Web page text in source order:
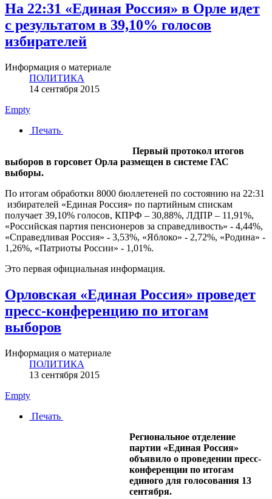
На 22:31 «Единая Россия» в Орле идет
с результатом в 39,10% голосов
избирателей
Информация о материале
ПОЛИТИКА
14 сентября 2015
Empty
Печать
Первый протокол итогов
выборов в горсовет Орла размещен в системе ГАС
выборы.
По итогам обработки 8000 бюллетеней по состоянию на 22:31
избирателей «Единая Россия» по партийным спискам
получает 39,10% голосов, КПРФ – 30,88%, ЛДПР – 11,91%,
«Российская партия пенсионеров за справедливость» - 4,44%,
«Справедливая Россия» - 3,53%, «Яблоко» - 2,72%, «Родина» -
1,26%, «Патриоты России» - 1,01%.
Это первая официальная информация.
Орловская «Единая Россия» проведет
пресс-конференцию по итогам
выборов
Информация о материале
ПОЛИТИКА
13 сентября 2015
Empty
Печать
Региональное отделение
партии «Единая Россия»
объявило о проведении пресс-
конференции по итогам
единого для голосования 13
сентября.